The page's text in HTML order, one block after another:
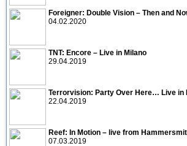
Foreigner: Double Vision – Then and
04.02.2020
TNT: Encore – Live in Milano
29.04.2019
Terrorvision: Party Over Here… Live in
22.04.2019
Reef: In Motion – live from
07.03.2019